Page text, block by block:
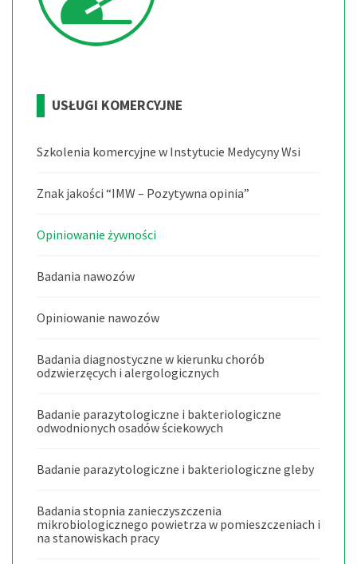
USŁUGI KOMERCYJNE
Szkolenia komercyjne w Instytucie Medycyny Wsi
Znak jakości “IMW – Pozytywna opinia”
Opiniowanie żywności
Badania nawozów
Opiniowanie nawozów
Badania diagnostyczne w kierunku chorób
odzwierzęcych i alergologicznych
Badanie parazytologiczne i bakteriologiczne
odwodnionych osadów ściekowych
Badanie parazytologiczne i bakteriologiczne gleby
Badania stopnia zanieczyszczenia
mikrobiologicznego powietrza w pomieszczeniach i
na stanowiskach pracy